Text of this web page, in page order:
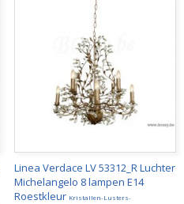
Linea Verdace LV 53312_R Luchter
Michelangelo 8 lampen E14
Roestkleur Kristallen-Lusters-